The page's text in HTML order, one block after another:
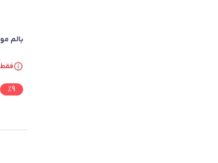
بالم
فقط ۱ عدد در انبار موجود است.
%9